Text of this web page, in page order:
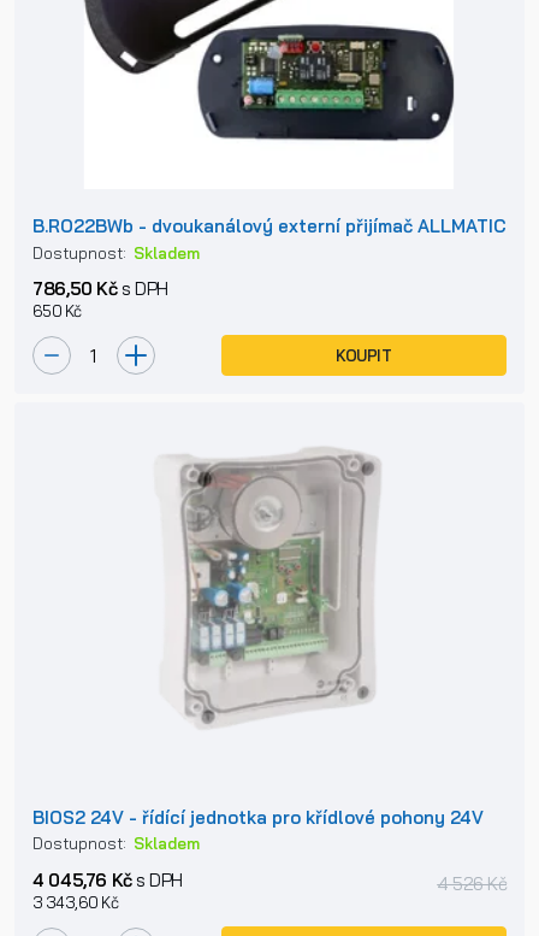
B.RO22BWb - dvoukanálový externí přijímač ALLMATIC
Dostupnost: Skladem
786,50 Kčs DPH
650 Kč
KOUPIT
BIOS2 24V - řídící jednotka pro křídlové pohony 24V
Dostupnost: Skladem
4 045,76 Kčs DPH
3 343,60 Kč
4 526 Kč